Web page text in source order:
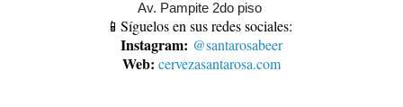
Av. Pampite 2do piso
📱Síguelos en sus redes sociales:
Instagram: @santarosabeer
Web: cervezasantarosa.com